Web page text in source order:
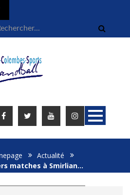
Actualité
matches à Smirlian…